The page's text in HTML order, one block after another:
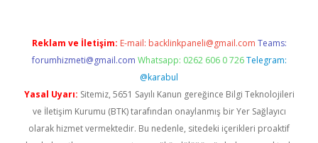
Reklam ve İletişim: E-mail: backlinkpaneli@gmail.com Teams:
forumhizmeti@gmail.com Whatsapp: 0262 606 0 726 Telegram:
@karabul
Yasal Uyarı: Sitemiz, 5651 Sayılı Kanun gereğince Bilgi Teknolojileri
ve İletişim Kurumu (BTK) tarafından onaylanmış bir Yer Sağlayıcı
olarak hizmet vermektedir. Bu nedenle, sitedeki içerikleri proaktif